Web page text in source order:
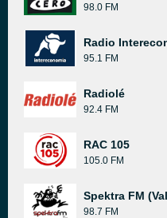
98.0 FM
Radio
95.1 FM
Radiolé
92.4 FM
RAC 105
105.0 FM
Spektra FM
98.7 FM